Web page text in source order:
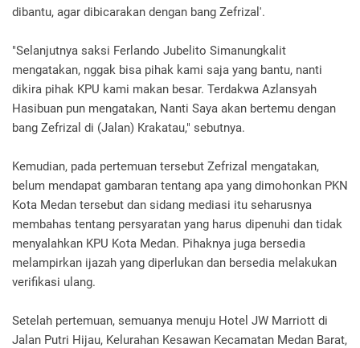
dibantu, agar dibicarakan dengan bang Zefrizal'.
"Selanjutnya saksi Ferlando Jubelito Simanungkalit
mengatakan, nggak bisa pihak kami saja yang bantu, nanti
dikira pihak KPU kami makan besar. Terdakwa Azlansyah
Hasibuan pun mengatakan, Nanti Saya akan bertemu dengan
bang Zefrizal di (Jalan) Krakatau," sebutnya.
Kemudian, pada pertemuan tersebut Zefrizal mengatakan,
belum mendapat gambaran tentang apa yang dimohonkan PKN
Kota Medan tersebut dan sidang mediasi itu seharusnya
membahas tentang persyaratan yang harus dipenuhi dan tidak
menyalahkan KPU Kota Medan. Pihaknya juga bersedia
melampirkan ijazah yang diperlukan dan bersedia melakukan
verifikasi ulang.
Setelah pertemuan, semuanya menuju Hotel JW Marriott di
Jalan Putri Hijau, Kelurahan Kesawan Kecamatan Medan Barat,